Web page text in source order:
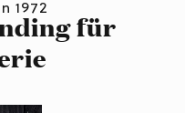
1972
für